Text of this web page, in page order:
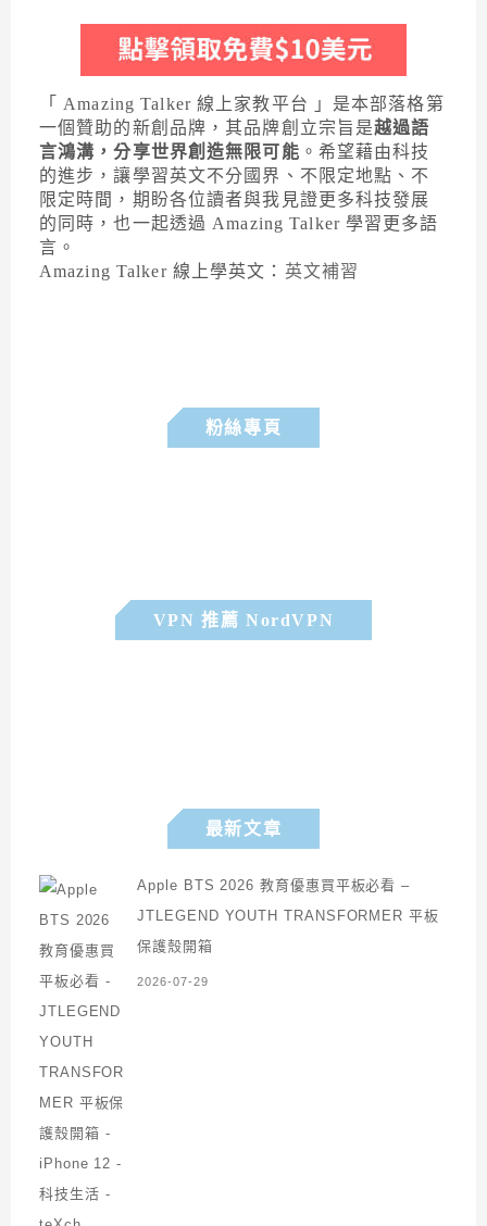
「 Amazing Talker 線上家教平台 」是本部落格第
一個贊助的新創品牌，其品牌創立宗旨是越過語
言鴻溝，分享世界創造無限可能 。希望藉由科技
的進步，讓學習英文不分國界、不限定地點、不
限定時間，期盼各位讀者與我見證更多科技發展
的同時，也一起透過 Amazing Talker 學習更多語
言。
Amazing Talker 線上學英文： 英文補習
粉絲專頁
VPN 推薦 NordVPN
最新文章
Apple BTS 2026 教育優惠買平板必看 –
JTLEGEND YOUTH TRANSFORMER 平板
保護殼開箱
2026-07-29